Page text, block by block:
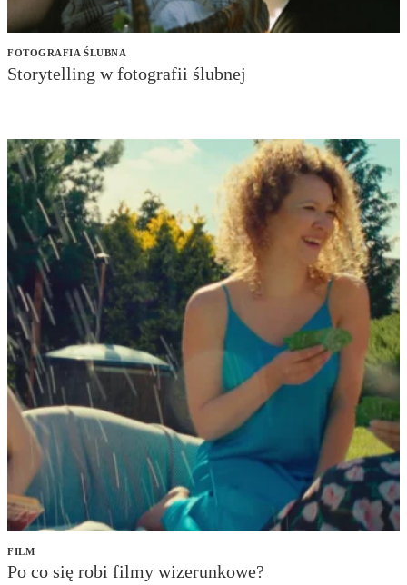
FOTOGRAFIA ŚLUBNA
Storytelling w fotografii ślubnej
FILM
Po co się robi filmy wizerunkowe?